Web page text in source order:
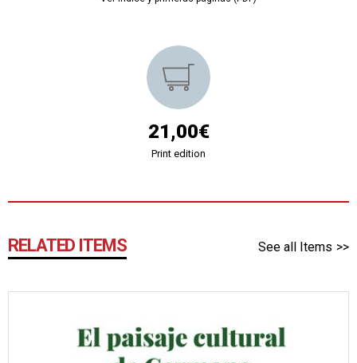
21,00€
Print edition
RELATED ITEMS See all Items